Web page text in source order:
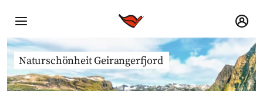
Naturschönheit Geirangerfjord